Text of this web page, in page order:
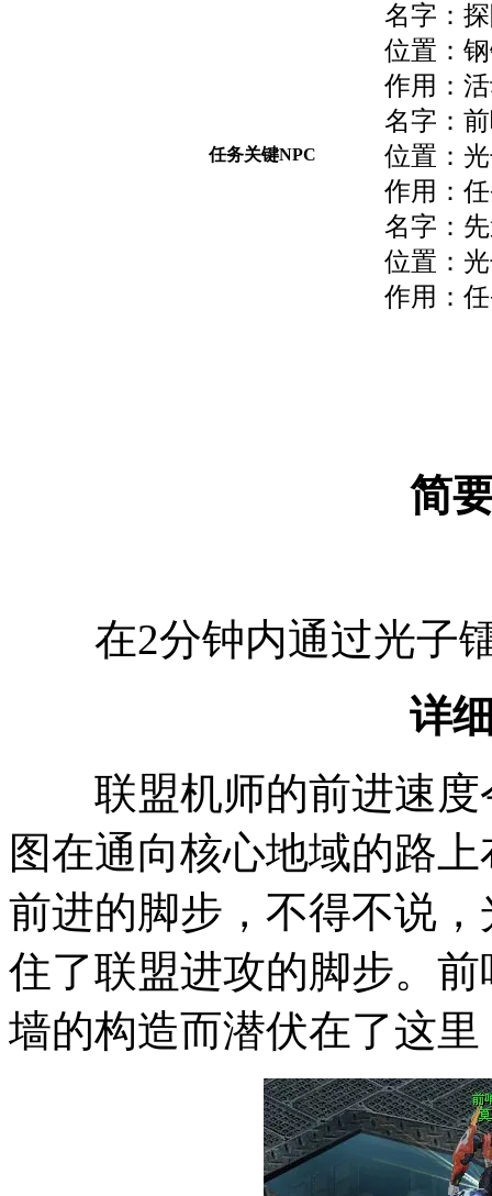
任务关键NPC
名字：
位置：
作用：
名字：
位置：
作用：
名字：
位置：
作用：
简
在2分钟内通过光子
详
联盟机师的前进速度
图在通向核心地域的路
前进的脚步，不得不说
住了联盟进攻的脚步。
墙的构造而潜伏在了这